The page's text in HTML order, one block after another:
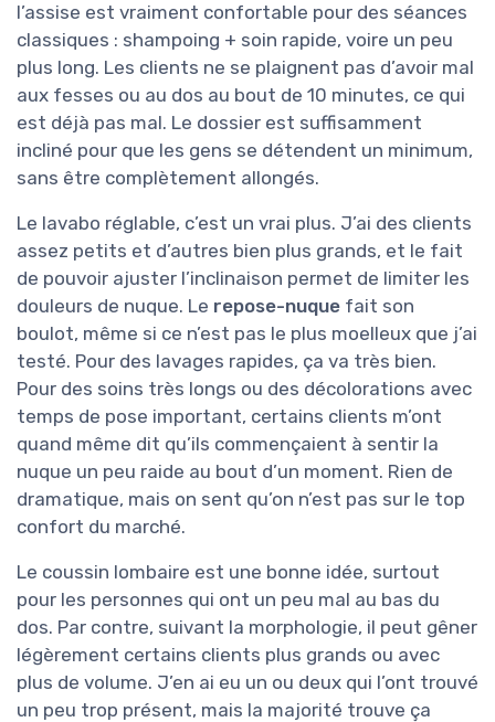
l’assise est vraiment confortable pour des séances
classiques : shampoing + soin rapide, voire un peu
plus long. Les clients ne se plaignent pas d’avoir mal
aux fesses ou au dos au bout de 10 minutes, ce qui
est déjà pas mal. Le dossier est suffisamment
incliné pour que les gens se détendent un minimum,
sans être complètement allongés.
Le lavabo réglable, c’est un vrai plus. J’ai des clients
assez petits et d’autres bien plus grands, et le fait
de pouvoir ajuster l’inclinaison permet de limiter les
douleurs de nuque. Le repose-nuque fait son
boulot, même si ce n’est pas le plus moelleux que j’ai
testé. Pour des lavages rapides, ça va très bien.
Pour des soins très longs ou des décolorations avec
temps de pose important, certains clients m’ont
quand même dit qu’ils commençaient à sentir la
nuque un peu raide au bout d’un moment. Rien de
dramatique, mais on sent qu’on n’est pas sur le top
confort du marché.
Le coussin lombaire est une bonne idée, surtout
pour les personnes qui ont un peu mal au bas du
dos. Par contre, suivant la morphologie, il peut gêner
légèrement certains clients plus grands ou avec
plus de volume. J’en ai eu un ou deux qui l’ont trouvé
un peu trop présent, mais la majorité trouve ça